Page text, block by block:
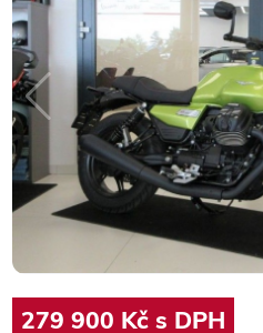
279 900 Kč s DPH